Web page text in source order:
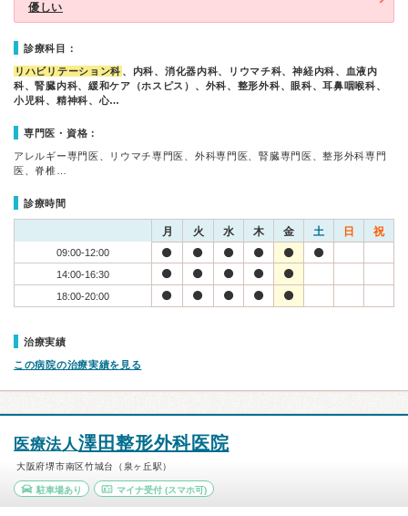
優しい
診療科目：
リハビリテーション科 、内科、消化器内科、リウマチ科、神経内科、血液内
科、腎臓内科、緩和ケア（ホスピス）、外科、整形外科、眼科、耳鼻咽喉科、
小児科、精神科、心…
専門医・資格：
アレルギー専門医、リウマチ専門医、外科専門医、腎臓専門医、整形外科専門
医、脊椎…
診療時間
月 火 水 木 金 土 日 祝
09:00-12:00
14:00-16:30
18:00-20:00
治療実績
この病院の治療実績を見る
医療法人澤田整形外科医院
大阪府堺市南区竹城台（泉ヶ丘駅）
駐車場あり マイナ受付(スマホ可)